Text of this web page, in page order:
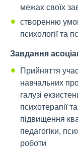
межах своїх
створенню
психології та
Завдання
Прийняття
навчальних
галузі
психотерапії
підвищення
педагогіки,
роботи